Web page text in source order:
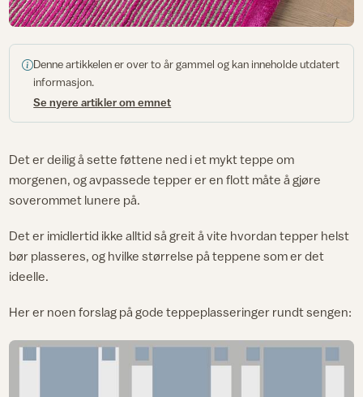
Denne artikkelen er over to år gammel og kan inneholde utdatert
informasjon.
Se nyere artikler om emnet
Det er deilig å sette føttene ned i et mykt teppe om
morgenen, og avpassede tepper er en flott måte å gjøre
soverommet lunere på.
Det er imidlertid ikke alltid så greit å vite hvordan tepper helst
bør plasseres, og hvilke størrelse på teppene som er det
ideelle.
Her er noen forslag på gode teppeplasseringer rundt sengen: